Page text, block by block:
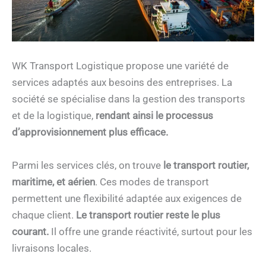
WK Transport Logistique propose une variété de
services adaptés aux besoins des entreprises. La
société se spécialise dans la gestion des transports
et de la logistique, rendant ainsi le processus
d’approvisionnement plus efficace.
Parmi les services clés, on trouve le transport routier,
maritime, et aérien. Ces modes de transport
permettent une flexibilité adaptée aux exigences de
chaque client. Le transport routier reste le plus
courant. Il offre une grande réactivité, surtout pour les
livraisons locales.